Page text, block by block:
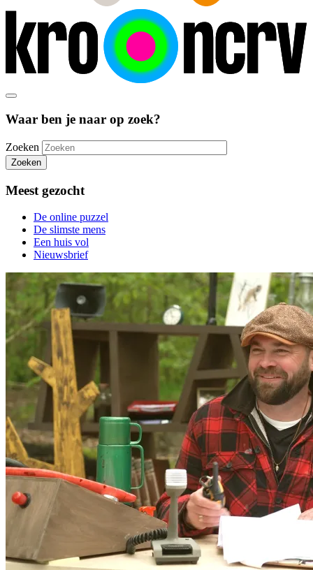
Waar ben je naar op zoek?
Zoeken
Zoeken
Meest gezocht
De online puzzel
De slimste mens
Een huis vol
Nieuwsbrief